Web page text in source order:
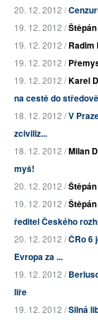
20. 12. 2012 /
19. 12. 2012 /
19. 12. 2012 /Radim
19. 12. 2012 /
19. 12. 2012 /Karel
na cestě do
18. 12. 2012 /V
zciviliz...
18. 12. 2012 /Milan
myš!
20. 12. 2012 /
19. 12. 2012 /
ředitel Českého
20. 12. 2012 /ČRo 6
Evropa za ...
19. 12. 2012 /
liře
19. 12. 2012 /Silná